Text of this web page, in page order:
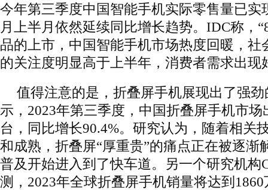
今年第三季度中国智能手机实际零售量已实
月上半月依然延续同比增长趋势。IDC称，
品的上市，中国智能手机市场热度回暖，社
的关注度明显高于上半年，消费者需求出现
值得注意的是，折叠屏手机展现出了强
示，2023年第三季度，中国折叠屏手机市场
台，同比增长90.4%。研究认为，随着相关
和成熟，折叠屏“厚重贵”的痛点正在被逐渐
普及开始进入到了快车道。另一个研究机构
测，2023年全球折叠屏手机销量将达到